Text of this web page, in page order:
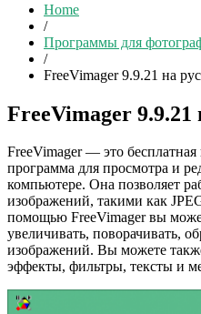
Home
/
Программы для
/
FreeVimager 9.9.21 на
FreeVimager 9.9.21
FreeVimager — это
программа для просмотра и
компьютере. Она позволяет
изображений, такими как
помощью FreeVimager вы
увеличивать, поворачивать,
изображений. Вы можете
эффекты, фильтры, тексты и